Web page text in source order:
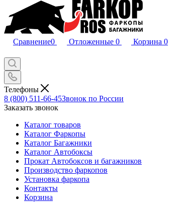
Сравнение0 Отложенные 0 Корзина 0
Телефоны
8 (800) 511-66-45Звонок по России
Заказать звонок
Каталог товаров
Каталог Фаркопы
Каталог Багажники
Каталог Автобоксы
Прокат Автобоксов и багажников
Производство фаркопов
Установка фаркопа
Контакты
Корзина